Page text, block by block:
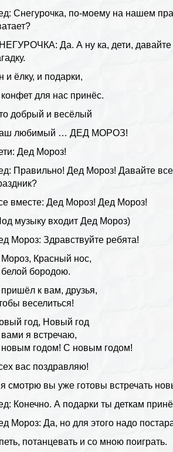
Снегурочка, по-моему на нашем
Да. А ну ка, дети, давайте
и ёлку, и подарки,
для нас принёс.
добрый и весёлый
любимый … ДЕД МОРОЗ!
Дед Мороз!
Правильно! Дед Мороз! Давайте
вместе: Дед Мороз! Дед Мороз!
музыку входит Дед Мороз)
Мороз: Здравствуйте ребята!
Красный нос,
бородою.
к вам, друзья,
веселиться!
год, Новый год
я встречаю,
годом! С новым годом!
вас поздравляю!
смотрю вы уже готовы встречать
Конечно. А подарки ты деткам
Мороз: Да, но для этого надо
потанцевать и со мною поиграть.